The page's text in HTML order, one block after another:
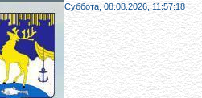
Суббота, 08.08.2026,11:57:19